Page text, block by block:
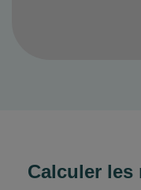
Calculer les